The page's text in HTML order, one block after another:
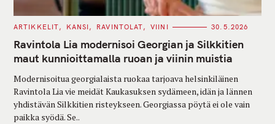
C
T
E
G
O
I
S
ARTIKKELIT KANSI RAVINTOLAT VIINI 30.5.2026
Ravintola Lia modernisoi Georgian ja Silkkitien
maut kunnioittamalla ruoan ja viinin muistia
Modernisoitua georgialaista ruokaa tarjoava helsinkiläinen
Ravintola Lia vie meidät Kaukasuksen sydämeen, idän ja lännen
yhdistävän Silkkitien risteykseen. Georgiassa pöytä ei ole vain
paikka syödä. Se..